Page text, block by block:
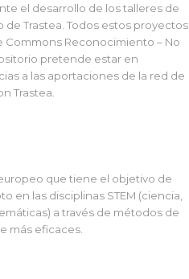
el desarrollo de los talleres de
Trastea. Todos estos proyectos
Commons Reconocimiento – No
pretende estar en
a las aportaciones de la red de
Trastea.
que tiene el objetivo de
en las disciplinas STEM (ciencia,
a través de métodos de
más eficaces.